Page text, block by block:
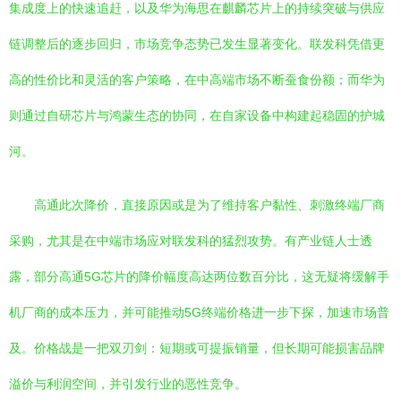
集成度上的快速追赶，以及华为海思在麒麟芯片上的持续突破与供应
链调整后的逐步回归，市场竞争态势已发生显著变化。联发科凭借更
高的性价比和灵活的客户策略，在中高端市场不断蚕食份额；而华为
则通过自研芯片与鸿蒙生态的协同，在自家设备中构建起稳固的护城
河。
高通此次降价，直接原因或是为了维持客户黏性、刺激终端厂商
采购，尤其是在中端市场应对联发科的猛烈攻势。有产业链人士透
露，部分高通5G芯片的降价幅度高达两位数百分比，这无疑将缓解手
机厂商的成本压力，并可能推动5G终端价格进一步下探，加速市场普
及。价格战是一把双刃剑：短期或可提振销量，但长期可能损害品牌
溢价与利润空间，并引发行业的恶性竞争。